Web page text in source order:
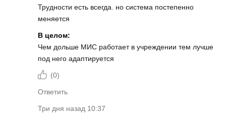
Трудности есть всегда. но система постепенно
меняется
В целом:
Чем дольше МИС работает в учреждении тем лучше
под него адаптируется
(0)
Ответить
Три дня назад 10:37